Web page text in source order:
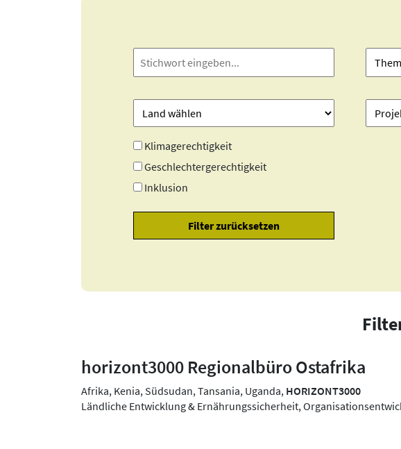
Klimagerechtigkeit
Geschlechtergerechtigkeit
Inklusion
horizont3000 Regionalbüro Ostafrika
Afrika, Kenia, Südsudan, Tansania, Uganda, HORIZONT3000
Ländliche Entwicklung & Ernährungssicherheit,